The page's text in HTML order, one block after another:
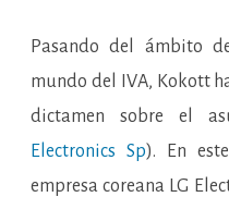
Pasando del ámbito
mundo del IVA, Kokott
dictamen sobre el
Electronics Sp). En
empresa coreana LG